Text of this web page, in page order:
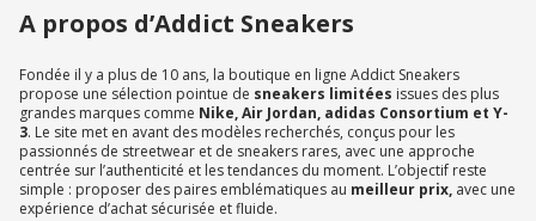
A propos d’Addict Sneakers
Fondée il y a plus de 10 ans, la boutique en ligne Addict Sneakers
propose une sélection pointue de sneakers limitées issues des plus
grandes marques comme Nike, Air Jordan, adidas Consortium et Y-
3. Le site met en avant des modèles recherchés, conçus pour les
passionnés de streetwear et de sneakers rares, avec une approche
centrée sur l’authenticité et les tendances du moment. L’objectif reste
simple : proposer des paires emblématiques au meilleur prix, avec une
expérience d’achat sécurisée et fluide.